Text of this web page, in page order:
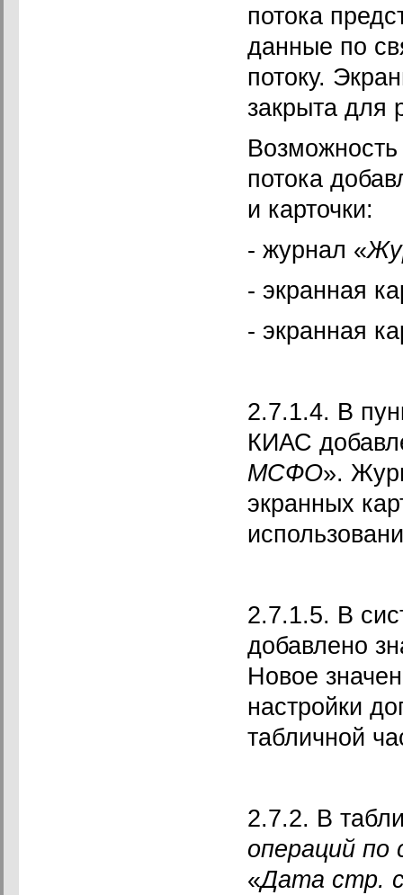
потока
данные по
потоку.
закрыта для
Возможность
потока
и карточки:
- журнал «
- экранная
- экранная
2.7.1.4. В
КИАС
МСФО».
экранных
2.7.1.5. В
добавлено
Новое
настройки
табличной
2.7.2. В
операций по
«Дата стр.